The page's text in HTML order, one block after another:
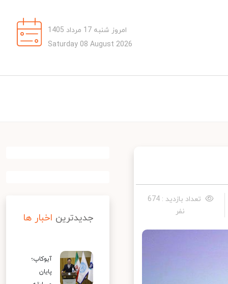
امروز شنبه 17 مرداد 1405
Saturday 08 August 2026
تعداد بازدید : 674
نفر
جدیدترین اخبار ها
آیوکاپ؛
پایان